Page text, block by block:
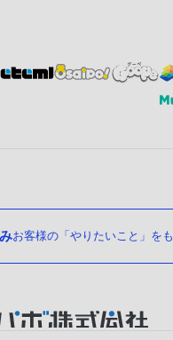
お客様の「やりたいこと」を